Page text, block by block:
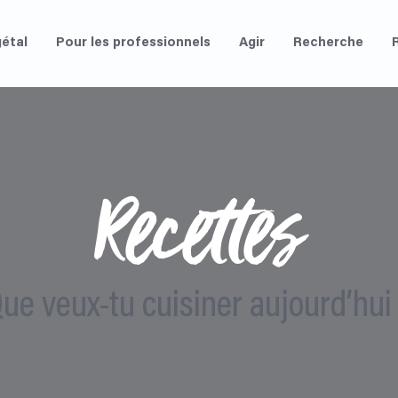
Pour les professionnels Agir Recherche
Recettes
veux-tu cuisiner aujourd’hui